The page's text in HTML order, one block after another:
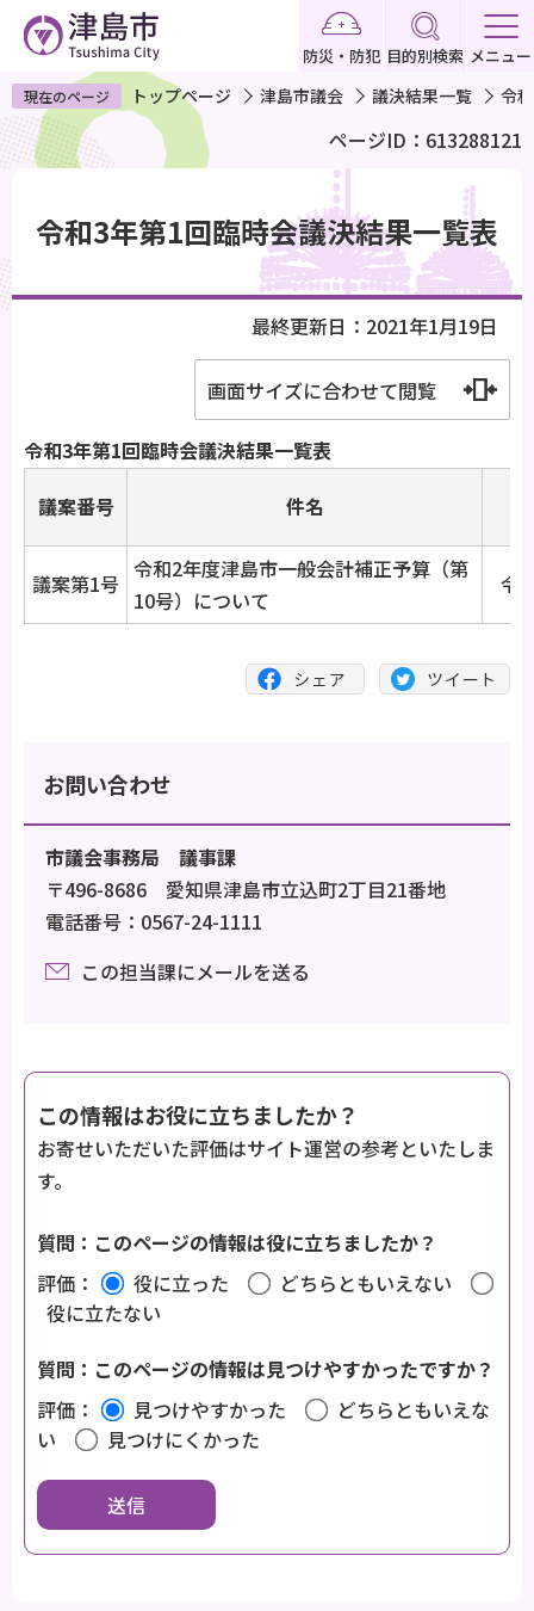
ペ
ー
ジ
で
す
防災・防犯 目的別検索 メニュー
現在のページ トップページ 津島市議会 議決結果一覧 令
ページID：613288121
令和3年第1回臨時会議決結果一覧表
最終更新日：2021年1月19日
画面サイズに合わせて閲覧
令和3年第1回臨時会議決結果一覧表
議案番号
件名
議案第1号
令和2年度津島市一般会計補正予算（第
10号）について
令
お問い合わせ
市議会事務局 議事課
〒496-8686 愛知県津島市立込町2丁目21番地
電話番号：0567-24-1111
この担当課にメールを送る
この情報はお役に立ちましたか？
お寄せいただいた評価はサイト運営の参考といたしま
す。
質問：このページの情報は役に立ちましたか？
評価：
役に立った
どちらともいえない
役に立たない
質問：このページの情報は見つけやすかったですか？
評価：
見つけやすかった
どちらともいえな
い
見つけにくかった